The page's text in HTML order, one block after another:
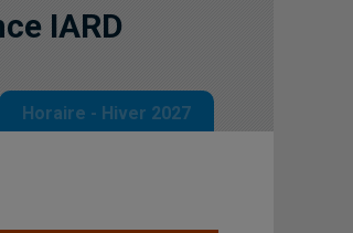
IARD
Horaire - Hiver 2027